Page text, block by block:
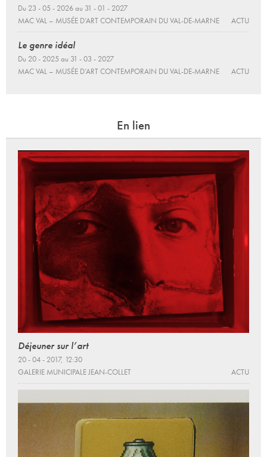
Du 23 - 05 - 2026 au 31 - 01 - 2027
MAC VAL – MUSÉE D’ART CONTEMPORAIN DU VAL-DE-MARNE
ACTU
Le genre idéal
Du 20 - 2025 au 31 - 03 - 2027
MAC VAL – MUSÉE D’ART CONTEMPORAIN DU VAL-DE-MARNE
ACTU
En lien
Déjeuner sur l’art
20 - 04 - 2017, 12:30
GALERIE MUNICIPALE JEAN-COLLET
ACTU